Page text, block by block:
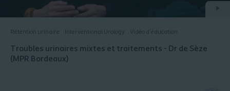
Rétention urinaire Interventional Urology Vidéo d'éducation
Troubles urinaires mixtes et traitements - Dr de Sèze
(MPR Bordeaux)